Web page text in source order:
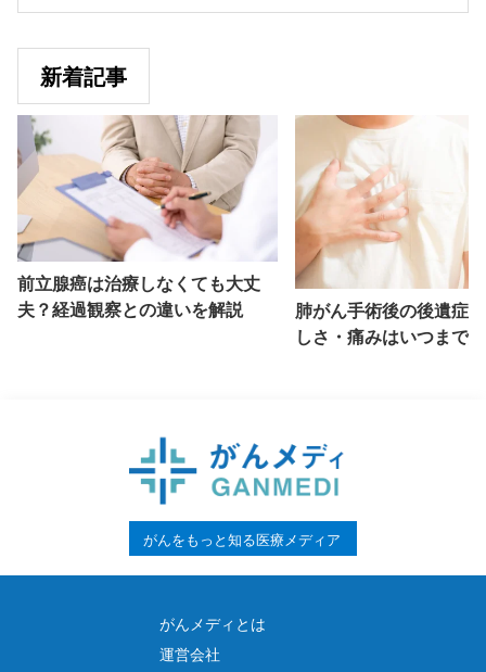
新着記事
前立腺癌は治療しなくても大丈
夫？経過観察との違いを解説
肺がん手術後の後遺症
しさ・痛みはいつまで
がんをもっと知る医療メディア
がんメディとは
運営会社